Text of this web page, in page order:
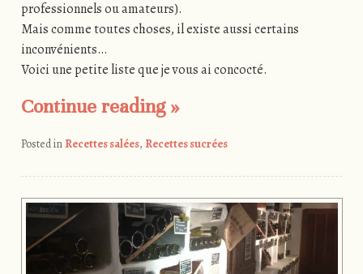
professionnels ou amateurs).
Mais comme toutes choses, il existe aussi certains
inconvénients…
Voici une petite liste que je vous ai concocté.
Continue reading »
Posted in Recettes salées, Recettes sucrées